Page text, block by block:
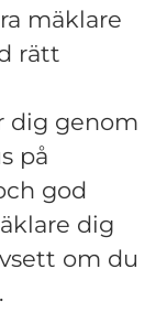
mäklare
rätt
dig genom
på
god
dig
om du